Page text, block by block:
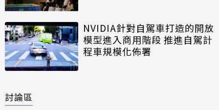
NVIDIA針對自駕車打造的開放
模型進入商用階段 推進自駕計
程車規模化佈署
討論區